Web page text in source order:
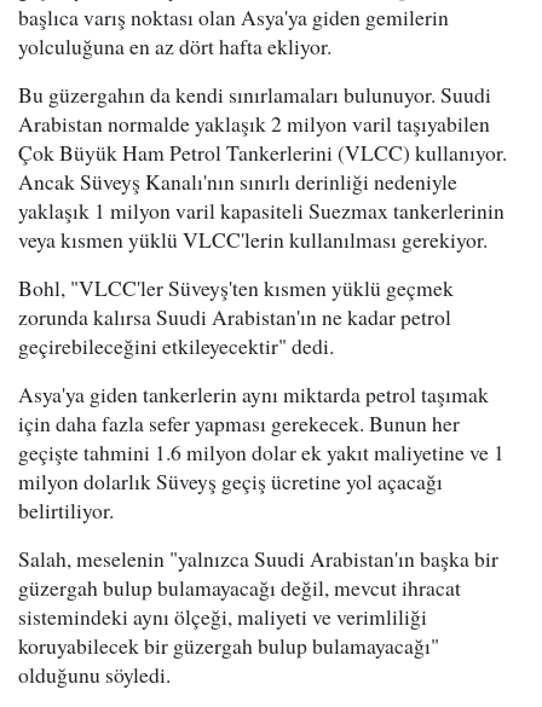
başlıca varış noktası olan Asya'ya giden gemilerin
yolculuğuna en az dört hafta ekliyor.
Bu güzergahın da kendi sınırlamaları bulunuyor. Suudi
Arabistan normalde yaklaşık 2 milyon varil taşıyabilen
Çok Büyük Ham Petrol Tankerlerini (VLCC) kullanıyor.
Ancak Süveyş Kanalı'nın sınırlı derinliği nedeniyle
yaklaşık 1 milyon varil kapasiteli Suezmax tankerlerinin
veya kısmen yüklü VLCC'lerin kullanılması gerekiyor.
Bohl, "VLCC'ler Süveyş'ten kısmen yüklü geçmek
zorunda kalırsa Suudi Arabistan'ın ne kadar petrol
geçirebileceğini etkileyecektir" dedi.
Asya'ya giden tankerlerin aynı miktarda petrol taşımak
için daha fazla sefer yapması gerekecek. Bunun her
geçişte tahmini 1.6 milyon dolar ek yakıt maliyetine ve 1
milyon dolarlık Süveyş geçiş ücretine yol açacağı
belirtiliyor.
Salah, meselenin "yalnızca Suudi Arabistan'ın başka bir
güzergah bulup bulamayacağı değil, mevcut ihracat
sistemindeki aynı ölçeği, maliyeti ve verimliliği
koruyabilecek bir güzergah bulup bulamayacağı"
olduğunu söyledi.